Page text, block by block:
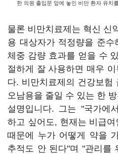
한 의원 출입문 앞에 놓인 비만 환자 유치
물론 비만치료제는 혁신 신
용 대상자가 적정량을 준
체중 감량 효과를 얻을 수
절하게 잘 사용하면 매우
다. 비만치료제의 건강보험
오남용을 줄일 수 있는 한
설명입니다. 그는 "국가에
하고 싶어도, 현재는 비급여
때문에 누가 어떻게 약을
추적도 안 된다"며 "관리를